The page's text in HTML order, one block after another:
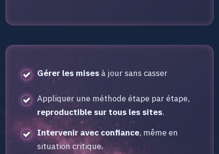
Gérer les misesà jour sans casser
Appliquer une méthode étape par étape,
reproductible sur tous les sites.
Intervenir avec confiance, même en
situation critique.